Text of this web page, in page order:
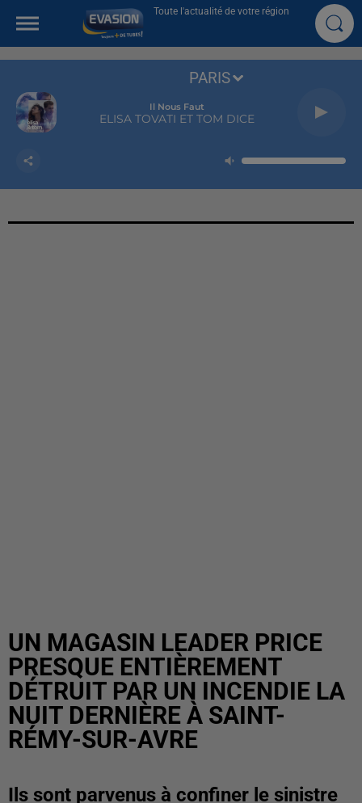
Toute l'actualité de votre région
Il Nous Faut
ELISA TOVATI ET TOM DICE
PARIS
UN MAGASIN LEADER PRICE
PRESQUE ENTIÈREMENT
DÉTRUIT PAR UN INCENDIE LA
NUIT DERNIÈRE À SAINT-
RÉMY-SUR-AVRE
Ils sont parvenus à confiner le sinistre